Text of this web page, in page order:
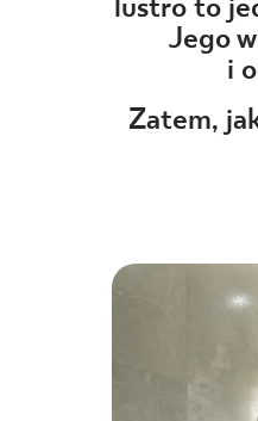
lustro to
Jego
i
Zatem,